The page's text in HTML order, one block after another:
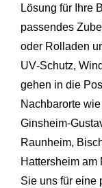
Lösung für Ihre
passendes
oder Rolladen
UV‑Schutz,
gehen in die
Nachbarorte
Raunheim,
Hattersheim am
Sie uns für eine